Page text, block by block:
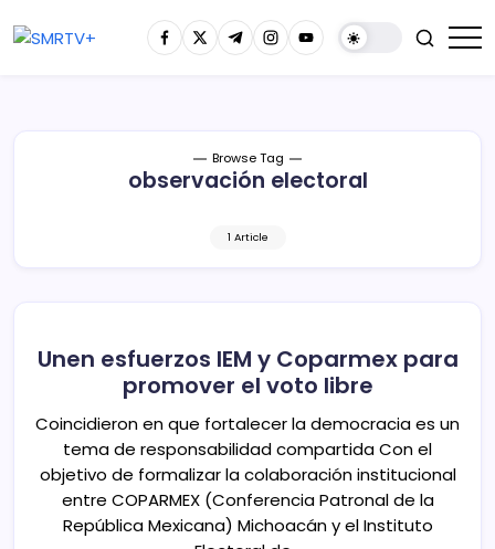
Browse Tag
observación electoral
1 Article
Unen esfuerzos IEM y Coparmex para
promover el voto libre
Coincidieron en que fortalecer la democracia es un
tema de responsabilidad compartida Con el
objetivo de formalizar la colaboración institucional
entre COPARMEX (Conferencia Patronal de la
República Mexicana) Michoacán y el Instituto